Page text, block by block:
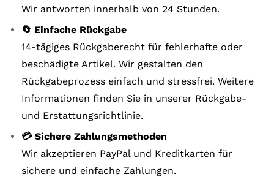
Wir antworten innerhalb von 24 Stunden.
🔄 Einfache Rückgabe
14-tägiges Rückgaberecht für fehlerhafte oder
beschädigte Artikel. Wir gestalten den
Rückgabeprozess einfach und stressfrei. Weitere
Informationen finden Sie in unserer Rückgabe-
und Erstattungsrichtlinie.
💳 Sichere Zahlungsmethoden
Wir akzeptieren PayPal und Kreditkarten für
sichere und einfache Zahlungen.